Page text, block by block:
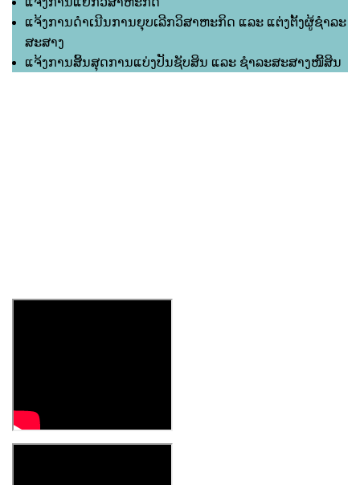
ແຈ້ງການດຳເນີນການຍຸບເລີກວິສາຫະກິດ ແລະ ແຕ່ງຕັ້ງຜູ້ຊຳລະ
ສະສາງ
ແຈ້ງການສິ້ນສຸດການແບ່ງປັນຊັບສິນ ແລະ ຊຳລະສະສາງໜີ້ສິນ